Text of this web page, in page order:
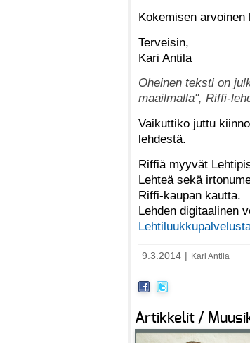
Kokemisen arvoinen
Terveisin,
Kari Antila
Oheinen teksti on
maailmalla", Riffi-
Vaikuttiko juttu
lehdestä.
Riffiä myyvät
Lehteä sekä
Riffi-kaupan kautta.
Lehden digitaalinen
9.3.2014 | Kari Antila
Artikkelit /